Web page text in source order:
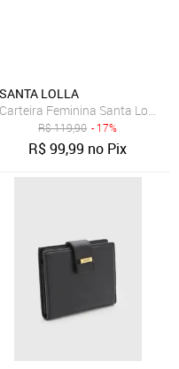
Preta
SANTA LOLLA
Carteira Feminina Santa Lolla
R$119,90 - 17%
R$99,99 no Pix